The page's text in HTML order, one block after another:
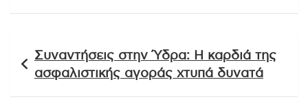
άρθρων
Συναντήσεις στην Ύδρα: Η καρδιά της
ασφαλιστικής αγοράς χτυπά δυνατά